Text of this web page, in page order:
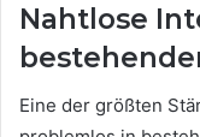
Nahtlose
Eine der größten